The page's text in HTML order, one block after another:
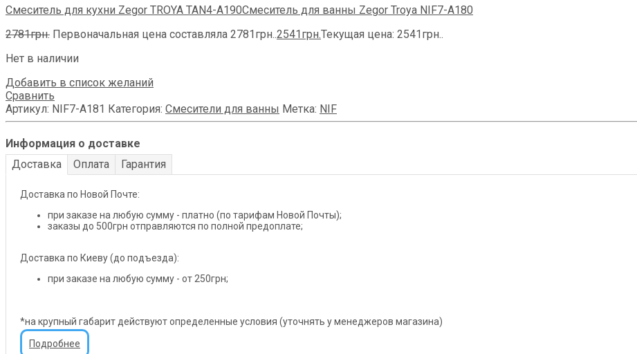
Смеситель для кухни Zegor TROYA TAN4-A190Смеситель для ванны Zegоr Troya NIF7-A180
2781грн. Первоначальная цена составляла 2781грн..2541 грн.Текущая цена: 2541грн..
Нет в наличии
Добавить в список желаний
Сравнить
Артикул: NIF7-A181 Категория: Смесители для ванны Метка: NIF
Информация о доставке
Доставка
Оплата Гарантия
Доставка по Новой Почте:
при заказе на любую сумму - платно (по тарифам Новой Почты);
заказы до 500грн отправляются по полной предоплате;
Доставка по Киеву (до подъезда):
при заказе на любую сумму - от 250грн;
*на крупный габарит действуют определенные условия (уточнять у менеджеров магазина)
Подробнее